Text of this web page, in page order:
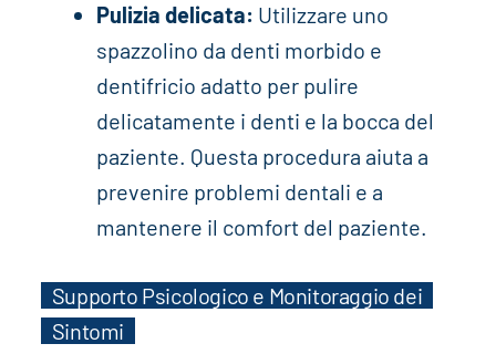
Pulizia delicata: Utilizzare uno
spazzolino da denti morbido e
dentifricio adatto per pulire
delicatamente i denti e la bocca del
paziente. Questa procedura aiuta a
prevenire problemi dentali e a
mantenere il comfort del paziente.
Supporto Psicologico e Monitoraggio dei
Sintomi